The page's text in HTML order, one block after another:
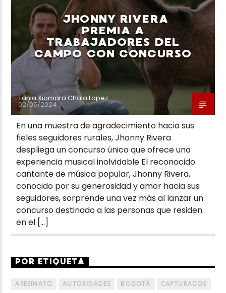
Neiva Estereo
JHONNY RIVERA
PREMIA A
TRABAJADORES DEL
CAMPO CON CONCURSO
Tania Xiomara Chala Lopez
02/05/2024
En una muestra de agradecimiento hacia sus
fieles seguidores rurales, Jhonny Rivera
despliega un concurso único que ofrece una
experiencia musical inolvidable El reconocido
cantante de música popular, Jhonny Rivera,
conocido por su generosidad y amor hacia sus
seguidores, sorprende una vez más al lanzar un
concurso destinado a las personas que residen
en el […]
POR ETIQUETA
ASESINATO AUTORIDADES BOGOTÁ
CAPTURADOS